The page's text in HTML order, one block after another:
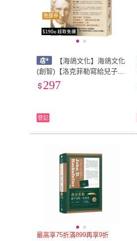
免運券
【海鴿文化】海鴿文化
(創智)【洛克菲勒寫給兒子的
38封信(約翰．戴維森)】(97
297
登記
最高享75折滿899再享9折